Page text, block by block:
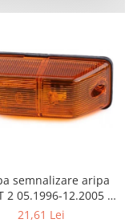
semnalizare aripa
2 05.1996-12.2005 ;
Sprinter 1995-
21,61 Lei